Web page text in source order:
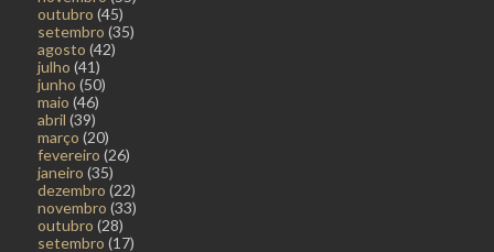
outubro (45)
setembro (35)
agosto (42)
julho (41)
junho (50)
maio (46)
abril (39)
março (20)
fevereiro (26)
janeiro (35)
dezembro (22)
novembro (33)
outubro (28)
setembro (17)